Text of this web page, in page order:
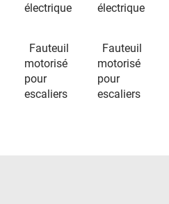
électrique
électrique
Fauteuil
motorisé
pour
escaliers
Fauteuil
motorisé
pour
escaliers